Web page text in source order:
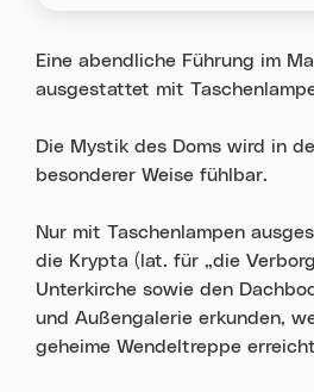
Eine abendliche Führung im
ausgestattet mit
Die Mystik des Doms wird in
besonderer Weise fühlbar.
Nur mit Taschenlampen
die Krypta (lat. für „die
Unterkirche sowie den
und Außengalerie erkunden,
geheime Wendeltreppe